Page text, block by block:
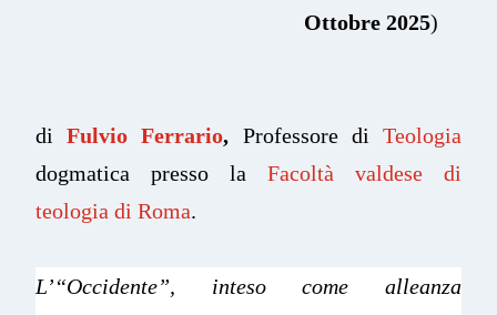
Ottobre 2025)
diFulvio Ferrario, Professore diTeologia
dogmatica presso la Facoltà valdese di
teologia di Roma.
L’“Occidente”, inteso come alleanza